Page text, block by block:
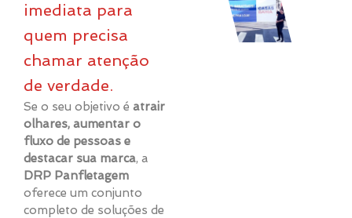
imediata para
quem precisa
chamar atenção
de verdade.
Se o seu objetivo é atrair
olhares, aumentar o
fluxo de pessoas e
destacar sua marca, a
DRP Panfletagem
oferece um conjunto
completo de soluções de